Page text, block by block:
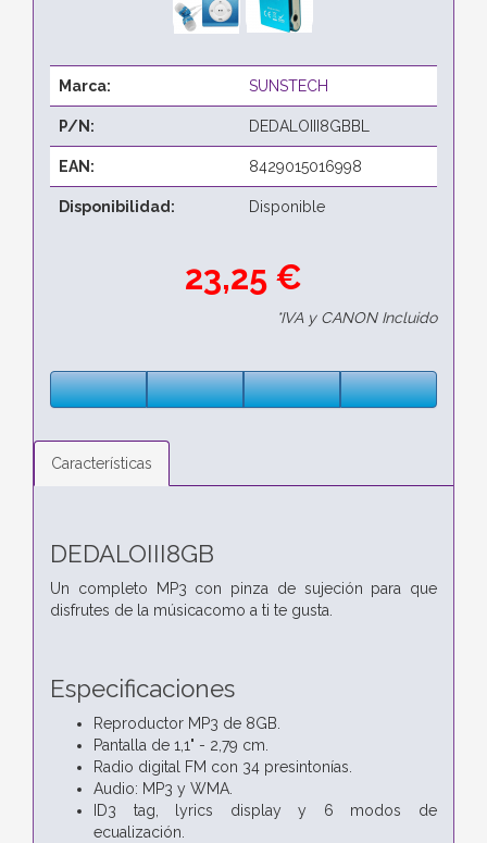
Marca: SUNSTECH
P/N: DEDALOIII8GBBL
EAN: 8429015016998
Disponibilidad: Disponible
23,25 €
*IVA y CANON Incluido
Características
DEDALOIII8GB
Un completo MP3 con pinza de sujeción para que
disfrutes de la músicacomo a ti te gusta.
Especificaciones
Reproductor MP3 de 8GB.
Pantalla de 1,1" - 2,79 cm.
Radio digital FM con 34 presintonías.
Audio: MP3 y WMA.
ID3 tag, lyrics display y 6 modos de
ecualización.